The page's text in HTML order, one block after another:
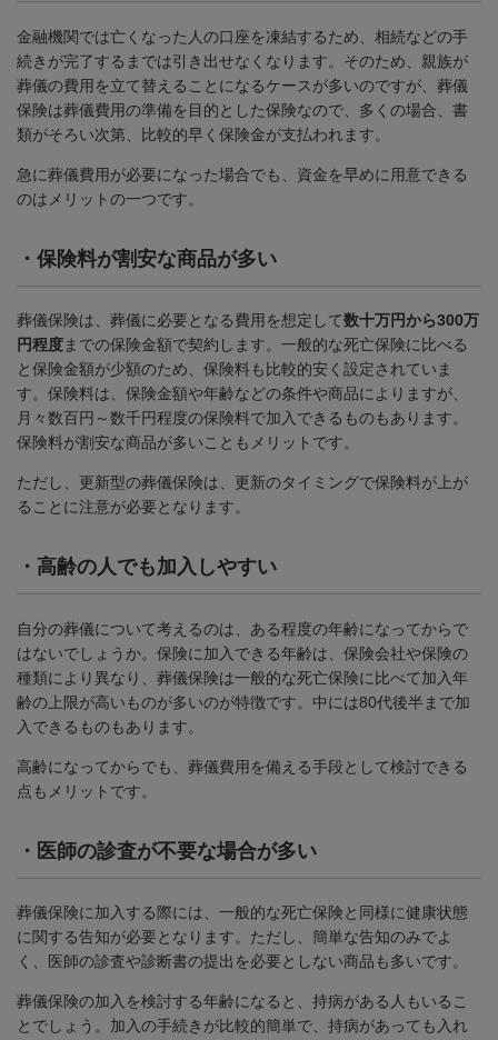
金融機関では亡くなった人の口座を凍結するため、相続などの手
続きが完了するまでは引き出せなくなります。そのため、親族が
葬儀の費用を立て替えることになるケースが多いのですが、葬儀
保険は葬儀費用の準備を目的とした保険なので、多くの場合、書
類がそろい次第、比較的早く保険金が支払われます。
急に葬儀費用が必要になった場合でも、資金を早めに用意できる
のはメリットの一つです。
・ 保険料が割安な商品が多い
葬儀保険は、葬儀に必要となる費用を想定して数十万円から300万
円程度までの保険金額で契約します。一般的な死亡保険に比べる
と保険金額が少額のため、保険料も比較的安く設定されていま
す。保険料は、保険金額や年齢などの条件や商品によりますが、
月々数百円～数千円程度の保険料で加入できるものもあります。
保険料が割安な商品が多いこともメリットです。
ただし、更新型の葬儀保険は、更新のタイミングで保険料が上が
ることに注意が必要となります。
・ 高齢の人でも加入しやすい
自分の葬儀について考えるのは、ある程度の年齢になってからで
はないでしょうか。保険に加入できる年齢は、保険会社や保険の
種類により異なり、葬儀保険は一般的な死亡保険に比べて加入年
齢の上限が高いものが多いのが特徴です。中には80代後半まで加
入できるものもあります。
高齢になってからでも、葬儀費用を備える手段として検討できる
点もメリットです。
・ 医師の診査が不要な場合が多い
葬儀保険に加入する際には、一般的な死亡保険と同様に健康状態
に関する告知が必要となります。ただし、簡単な告知のみでよ
く、医師の診査や診断書の提出を必要としない商品も多いです。
葬儀保険の加入を検討する年齢になると、持病がある人もいるこ
とでしょう。加入の手続きが比較的簡単で、持病があっても入れ